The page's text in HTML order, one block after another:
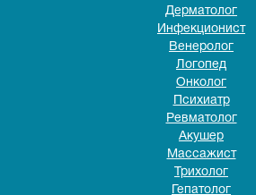
Дерматолог
Инфекционист
Венеролог
Логопед
Онколог
Психиатр
Ревматолог
Акушер
Массажист
Трихолог
Гепатолог